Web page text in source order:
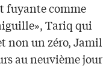
fuyante comme
Tariq qui
non un zéro, Jamil
au neuvième jour